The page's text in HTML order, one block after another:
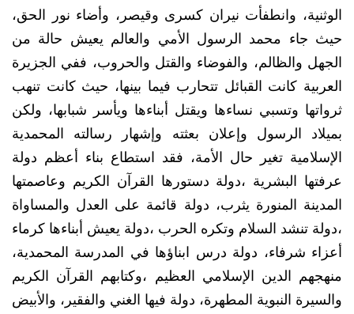
الوثنية، وانطفأت نيران كسرى وقيصر، وأضاء نور الحق،
حيث جاء محمد الرسول الأمي والعالم يعيش حالة من
الجهل والظالم، والفوضاء والقتل والحروب، ففي الجزيرة
العربية كانت القبائل تتحارب فيما بينها، حيث كانت تنهب
ثرواتها وتسبي نساءها ويقتل أبناءها ويأسر شبابها، ولكن
بميلاد الرسول وإعلان بعثته وإشهار رسالته المحمدية
الإسلامية تغير حال الأمة، فقد استطاع بناء أعظم دولة
عرفتها البشرية ،دولة دستورها القرآن الكريم وعاصمتها
المدينة المنورة يثرب، دولة قائمة على العدل والمساواة
،دولة تنشد السلام وتكره الحرب ،دولة يعيش أبناءها كرماء
أعزاء شرفاء، دولة درس ابناؤها في المدرسة المحمدية،
منهجهم الدين الإسلامي العظيم ،وكتابهم القرآن الكريم
والسيرة النبوية المطهرة، دولة فيها الغني والفقير، والأبيض